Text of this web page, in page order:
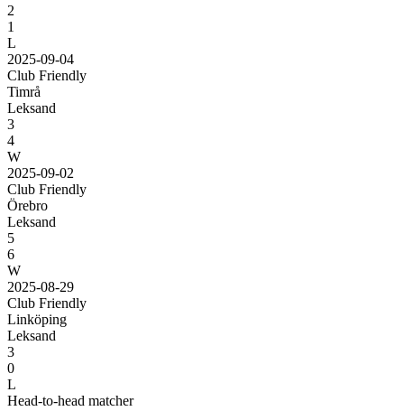
2
1
L
2025-09-04
Club Friendly
Timrå
Leksand
3
4
W
2025-09-02
Club Friendly
Örebro
Leksand
5
6
W
2025-08-29
Club Friendly
Linköping
Leksand
3
0
L
Head-to-head matcher